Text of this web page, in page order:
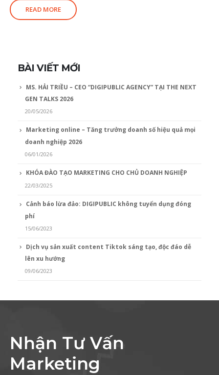
READ MORE
BÀI VIẾT MỚI
MS. HẢI TRIỀU – CEO “DIGIPUBLIC AGENCY” TẠI THE NEXT
GEN TALKS 2026
20/05/2026
Marketing online – Tăng trưởng doanh số hiệu quả mọi
doanh nghiệp 2026
06/01/2026
KHÓA ĐÀO TẠO MARKETING CHO CHỦ DOANH NGHIỆP
22/03/2025
Cảnh báo lừa đảo: DIGIPUBLIC không tuyển dụng đóng
phí
15/06/2023
Dịch vụ sản xuất content Tiktok sáng tạo, độc đáo dễ
lên xu hướng
09/06/2023
Nhận Tư Vấn
Marketing